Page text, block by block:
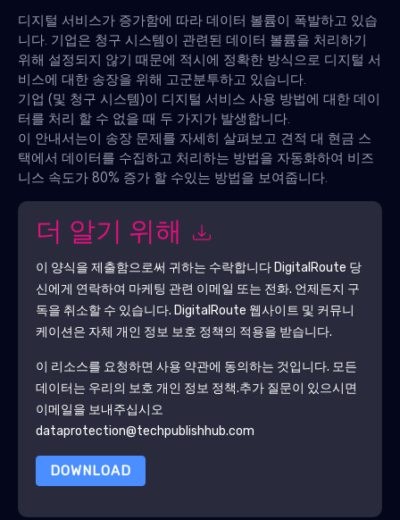
디지털 서비스가 증가함에 따라 데이터 볼륨이 폭발하고 있습
니다. 기업은 청구 시스템이 관련된 데이터 볼륨을 처리하기
위해 설정되지 않기 때문에 적시에 정확한 방식으로 디지털 서
비스에 대한 송장을 위해 고군분투하고 있습니다.
기업 (및 청구 시스템)이 디지털 서비스 사용 방법에 대한 데이
터를 처리 할 수 ​​없을 때 두 가지가 발생합니다.
이 안내서는이 송장 문제를 자세히 살펴보고 견적 대 현금 스
택에서 데이터를 수집하고 처리하는 방법을 자동화하여 비즈
니스 속도가 80% 증가 할 수있는 방법을 보여줍니다.
더 알기 위해
이 양식을 제출함으로써 귀하는 수락합니다 DigitalRoute 당
신에게 연락하여 마케팅 관련 이메일 또는 전화. 언제든지 구
독을 취소할 수 있습니다. DigitalRoute 웹사이트 및 커뮤니
케이션은 자체 개인 정보 보호 정책의 적용을 받습니다.
이 리소스를 요청하면 사용 약관에 동의하는 것입니다. 모든
데이터는 우리의 보호 개인 정보 정책.추가 질문이 있으시면
이메일을 보내주십시오
dataprotection@techpublishhub.com
DOWNLOAD